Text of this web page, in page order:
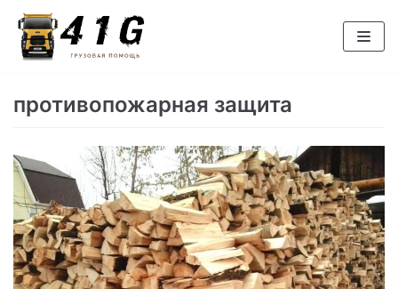
Перейти
к
противопожарная защита